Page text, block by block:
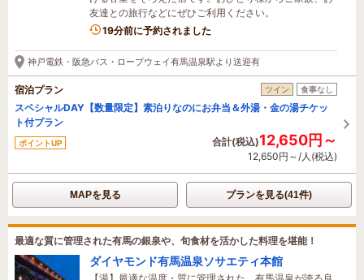
友達との旅行などにぜひご利用ください。
3名がこの宿を見ています
19分前に予約されました
神戸電鉄・阪急バス・ロープウェイ有馬温泉駅より送迎有
宿泊プラン ツイン 食事なし
スペシャルDAY【数量限定】素泊りなのにお弁当＆外湯・金の湯チケッ
ト付プラン
ポイントUP 合計(税込)12,650円～
12,650円～/人(税込)
MAPを見る プランを見る(41件)
最適な質に管理された有馬の銀泉や、旬食材を活かした料理を堪能！
ダイヤモンド有馬温泉ソサエティ本館